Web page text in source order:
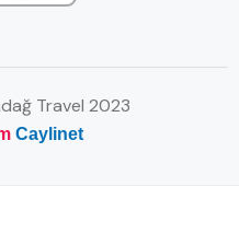
Travel 2023
Caylinet